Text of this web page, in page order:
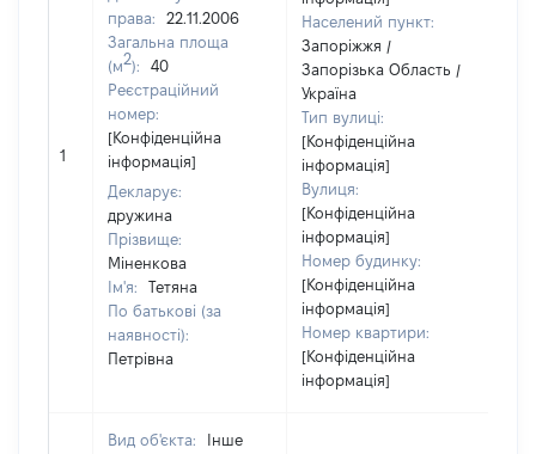
1
права:
22.11.2006
Загальна площа
(м2):
40
Реєстраційний
номер:
[Конфіденційна
інформація]
Декларує:
дружина
Прізвище:
Міненкова
Ім'я:
Тетяна
По батькові (за
наявності):
Петрівна
Населений пункт:
Запоріжжя /
Запорізька Область /
Україна
Тип вулиці:
[Конфіденційна
інформація]
Вулиця:
[Конфіденційна
інформація]
Номер будинку:
[Конфіденційна
інформація]
Номер квартири:
[Конфіденційна
інформація]
Вид об'єкта:
Інше